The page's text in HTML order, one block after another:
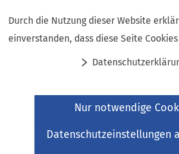
Durch die Nutzung dieser Website
einverstanden, dass diese Seite
Nur notwendige
Datenschutzeinstellungen
Inhalt anspringen